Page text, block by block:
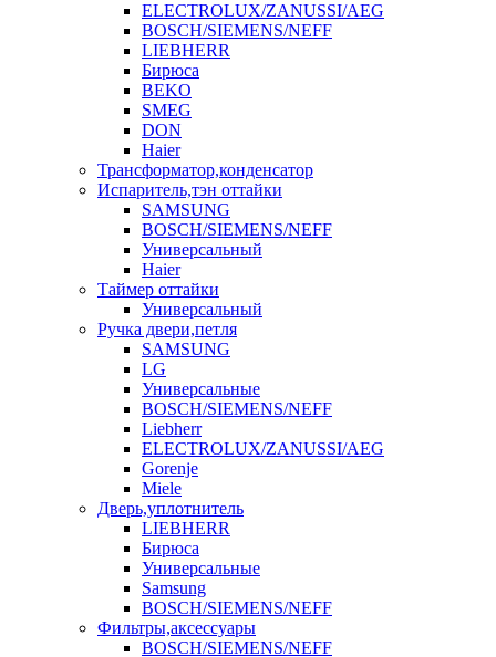
ELECTROLUX/ZANUSSI/AEG
BOSCH/SIEMENS/NEFF
LIEBHERR
Бирюса
BEKO
SMEG
DON
Haier
Трансформатор,конденсатор
Испаритель,тэн оттайки
SAMSUNG
BOSCH/SIEMENS/NEFF
Универсальный
Haier
Таймер оттайки
Универсальный
Ручка двери,петля
SAMSUNG
LG
Универсальные
BOSCH/SIEMENS/NEFF
Liebherr
ELECTROLUX/ZANUSSI/AEG
Gorenje
Miele
Дверь,уплотнитель
LIEBHERR
Бирюса
Универсальные
Samsung
BOSCH/SIEMENS/NEFF
Фильтры,аксессуары
BOSCH/SIEMENS/NEFF